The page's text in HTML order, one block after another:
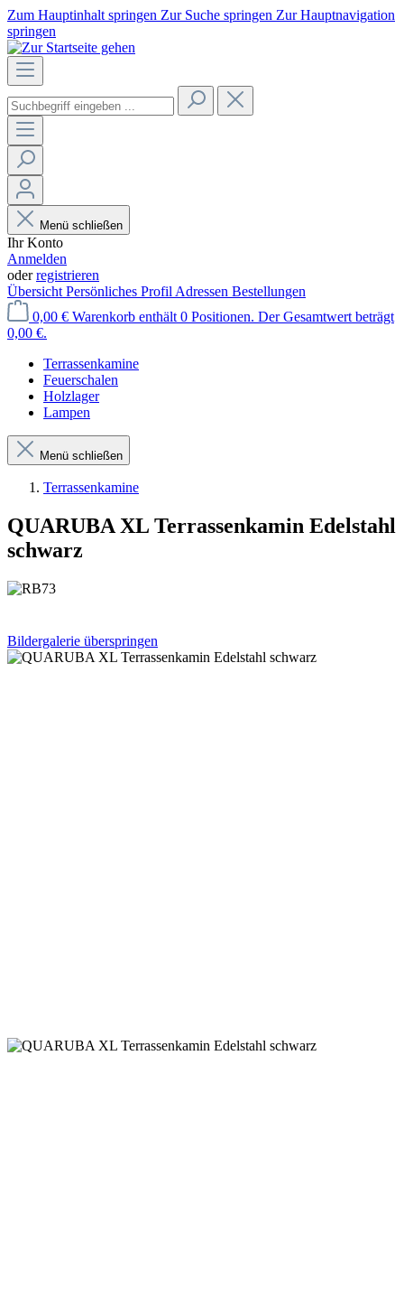
Zum Hauptinhalt springen Zur Suche springen Zur Hauptnavigation
springen
Menü schließen
Ihr Konto
Anmelden
oderregistrieren
Übersicht Persönliches Profil Adressen Bestellungen
0,00 € Warenkorb enthält 0 Positionen. Der Gesamtwert beträgt
0,00 €.
Terrassenkamine
Feuerschalen
Holzlager
Lampen
Menü schließen
Terrassenkamine
QUARUBA XL Terrassenkamin Edelstahl
schwarz
Bildergalerie überspringen